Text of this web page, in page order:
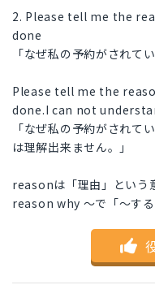
2. Please tell me the
done
「なぜ私の予約がされて
Please tell me the
done.I can not
「なぜ私の予約がされて
は理解出来ません。」
reasonは「理由」という
reason why 〜で「〜する